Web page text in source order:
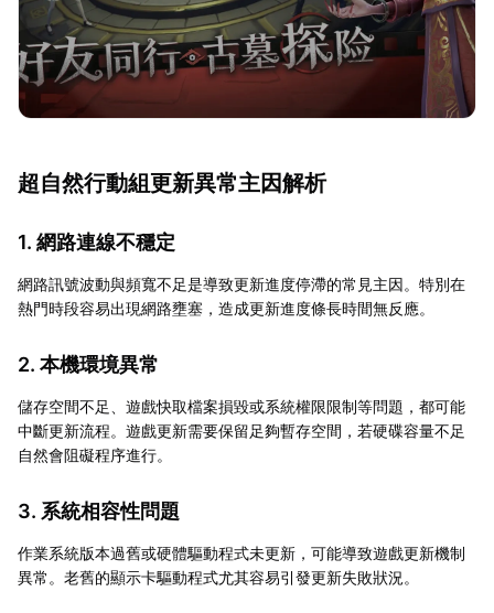
超自然行動組更新異常主因解析
1. 網路連線不穩定
網路訊號波動與頻寬不足是導致更新進度停滯的常見主因。特別在
熱門時段容易出現網路壅塞，造成更新進度條長時間無反應。
2. 本機環境異常
儲存空間不足、遊戲快取檔案損毀或系統權限限制等問題，都可能
中斷更新流程。遊戲更新需要保留足夠暫存空間，若硬碟容量不足
自然會阻礙程序進行。
3. 系統相容性問題
作業系統版本過舊或硬體驅動程式未更新，可能導致遊戲更新機制
異常。老舊的顯示卡驅動程式尤其容易引發更新失敗狀況。